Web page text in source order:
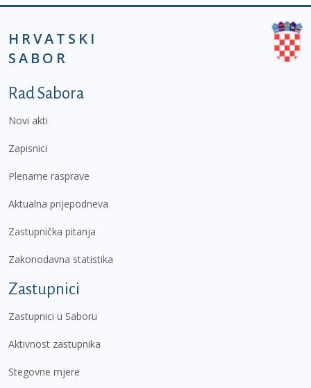
HRVATSKI
SABOR
Podnožje prvi izbornik
Rad Sabora
Novi akti
Zapisnici
Plenarne rasprave
Aktualna prijepodneva
Zastupnička pitanja
Zakonodavna statistika
Zastupnici
Zastupnici u Saboru
Aktivnost zastupnika
Stegovne mjere